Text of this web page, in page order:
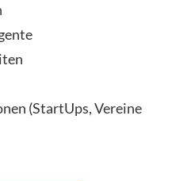
(StartUps, Vereine